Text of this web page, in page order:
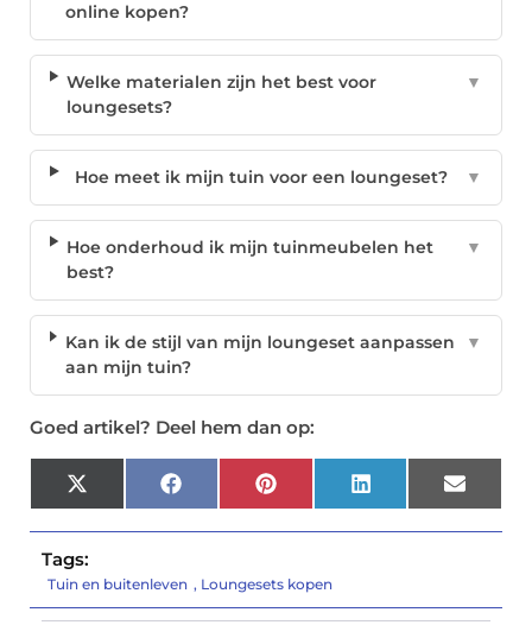
online kopen?
Welke materialen zijn het best voor
loungesets?
▼
Hoe meet ik mijn tuin voor een loungeset? ▼
Hoe onderhoud ik mijn tuinmeubelen het
best?
▼
Kan ik de stijl van mijn loungeset aanpassen
aan mijn tuin?
▼
Goed artikel? Deel hem dan op:
X
(Twitter)
Facebook Pinterest LinkedIn Email
Tags:
Tuin en buitenleven , Loungesets kopen